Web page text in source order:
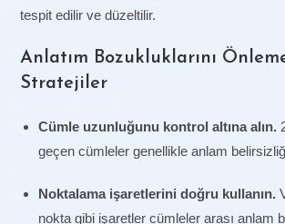
tespit edilir ve düzeltilir.
Anlatım Bozukluklarını
Stratejiler
Cümle uzunluğunu kontrol altına alın.
geçen cümleler genellikle anlam
Noktalama işaretlerini doğru kullanın.
nokta gibi işaretler cümleler arası anlam